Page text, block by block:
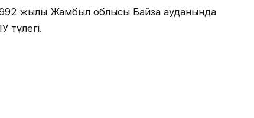
жылы Жамбыл облысы Байзақ ауданында
түлегі.